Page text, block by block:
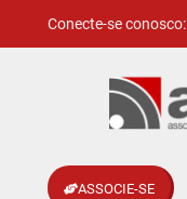
Conecte-se conosco:
ASSOCIE-SE